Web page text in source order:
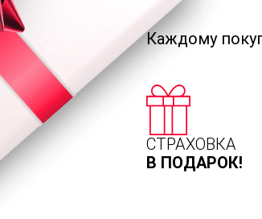
Каждому
СТРАХОВКА
В ПОДАРОК!